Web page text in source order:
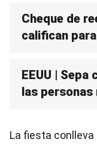
Cheque de
califican
EEUU |
las personas
La fiesta